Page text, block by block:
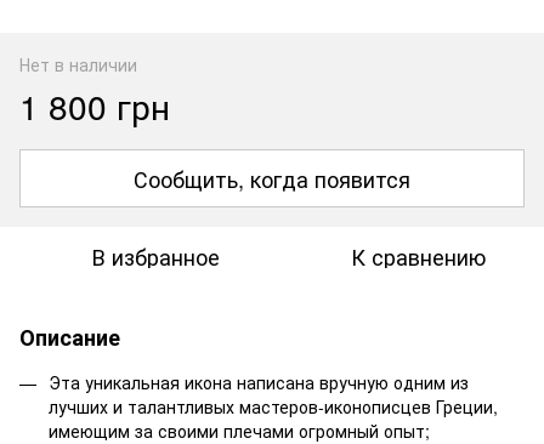
Нет в наличии
1 800 грн
Сообщить, когда появится
В избранное К сравнению
Описание
Эта уникальная икона написана вручную одним из
лучших и талантливых мастеров-иконописцев Греции,
имеющим за своими плечами огромный опыт;